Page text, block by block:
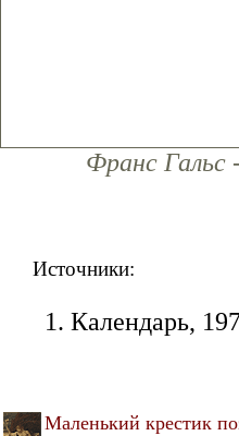
Франс Гальс
Источники:
Календарь,
Маленький крестик